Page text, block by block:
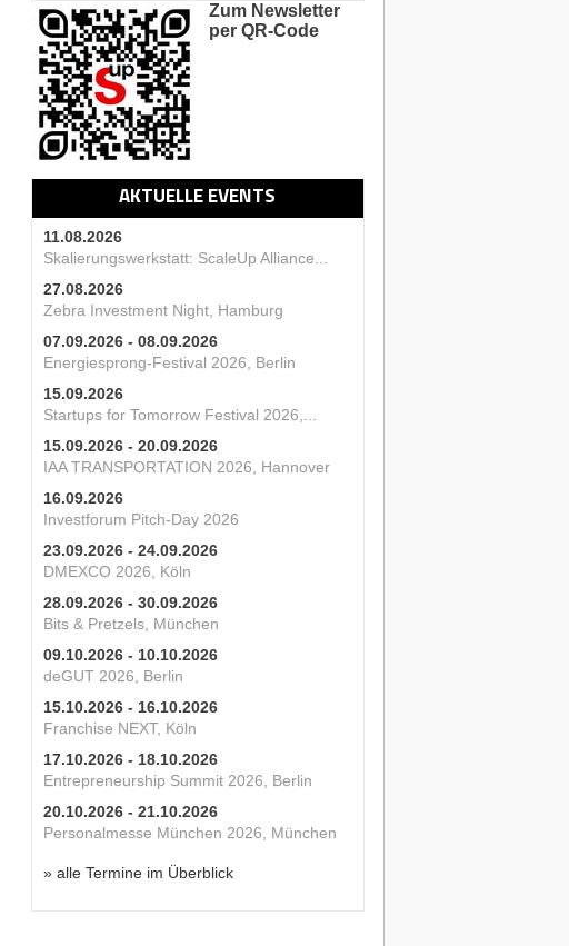
Zum Newsletter
per QR-Code
AKTUELLE EVENTS
11.08.2026
Skalierungswerkstatt: ScaleUp Alliance...
27.08.2026
Zebra Investment Night, Hamburg
07.09.2026 - 08.09.2026
Energiesprong-Festival 2026, Berlin
15.09.2026
Startups for Tomorrow Festival 2026,...
15.09.2026 - 20.09.2026
IAA TRANSPORTATION 2026, Hannover
16.09.2026
Investforum Pitch-Day 2026
23.09.2026 - 24.09.2026
DMEXCO 2026, Köln
28.09.2026 - 30.09.2026
Bits & Pretzels, München
09.10.2026 - 10.10.2026
deGUT 2026, Berlin
15.10.2026 - 16.10.2026
Franchise NEXT, Köln
17.10.2026 - 18.10.2026
Entrepreneurship Summit 2026, Berlin
20.10.2026 - 21.10.2026
Personalmesse München 2026, München
» alle Termine im Überblick